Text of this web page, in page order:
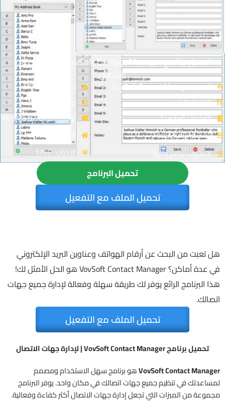
تحميل برنامج VovSoft Contact Manager | لإدارة جهات
الاتصال
الاسم: VovSoft Contact Manager
الإصدار: v2.1
الترخيص: Cracked
القسم: برامج عامة
التصنيف: برامج إدارية
توافق النواة: 32 & 64-Bit
الزيارات : 1796
تحميل البرنامج
تحميل الملف مع التفعيل
هل تعبت من البحث عن أرقام الهواتف وعناوين البريد الإلكتروني
في عدة أماكن؟ VovSoft Contact Manager هو الحل الأمثل لك!
هذا البرنامج الرائع يوفر لك طريقة سهلة وفعالة لإدارة جميع جهات
اتصالك.
تحميل الملف مع التفعيل
تحميل برنامج VovSoft Contact Manager | لإدارة جهات الاتصال
VovSoft Contact Managerهو برنامج سهل الاستخدام ومصمم
لمساعدتك في تنظيم جميع جهات اتصالك في مكان واحد. يوفر البرنامج
مجموعة من الميزات التي تجعل إدارة جهات الاتصال أكثر كفاءة وفعالية.